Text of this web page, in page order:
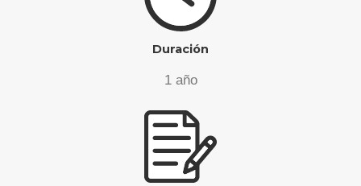
Duración
1 año